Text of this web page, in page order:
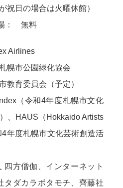
祝日の場合は火曜休館）
： 無料
Airlines
幌市公園緑化協会
育委員会（予定）
（令和4年度札幌市文化
、HAUS（Hokkaido Artists
年度札幌市文化芸術創造活
方僧伽、インターネット
タダカラボタモチ、齊藤社